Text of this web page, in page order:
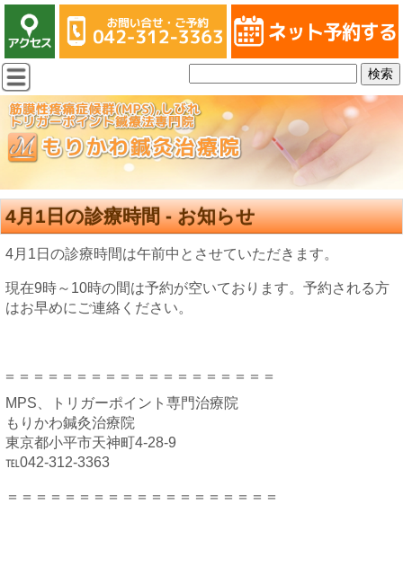
4月1日の診療時間 - お知らせ
4月1日の診療時間は午前中とさせていただきます。
現在9時～10時の間は予約が空いております。予約される方
はお早めにご連絡ください。
＝＝＝＝＝＝＝＝＝＝＝＝＝＝＝＝＝＝＝
MPS、トリガーポイント専門治療院
もりかわ鍼灸治療院
東京都小平市天神町4-28-9
℡042-312-3363
＝＝＝＝＝＝＝＝＝＝＝＝＝＝＝＝＝＝＝